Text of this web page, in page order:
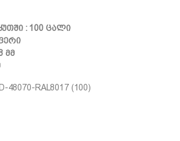
: 100 ცალი
მმ
48070-RAL8017 (100)